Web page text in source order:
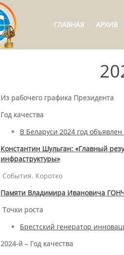
ГЛАВНАЯ АРХИВ
Из рабочего графика Президента
Год качества
В Беларуси 2024 год
Константин Шульган: «Главный
инфраструктуры»
События. Коротко
Памяти Владимира Ивановича
Точки роста
Брестский генератор
2024-й – Год качества